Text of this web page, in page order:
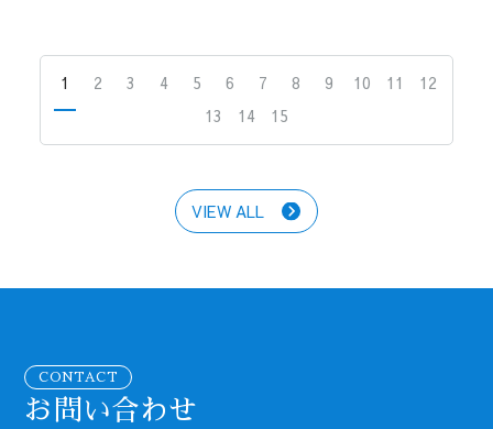
手頃な賃料が魅力の
コンドミニアム
1 2 3 4 5 6 7 8 9 10 11
12
13
14 15
VIEW ALL
CONTACT
お問い合わせ